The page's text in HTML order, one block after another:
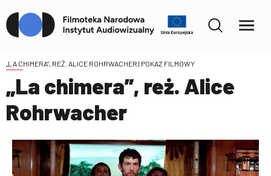
„LA CHIMERA”, REŻ. ALICE ROHRWACHER | POKAZ FILMOWY
„La chimera”, reż. Alice
Rohrwacher